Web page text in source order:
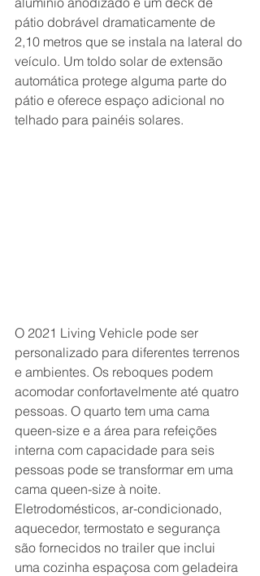
pátio dobrável dramaticamente de
2,10 metros que se instala na lateral do
veículo. Um toldo solar de extensão
automática protege alguma parte do
pátio e oferece espaço adicional no
telhado para painéis solares.
O 2021 Living Vehicle pode ser
personalizado para diferentes terrenos
e ambientes. Os reboques podem
acomodar confortavelmente até quatro
pessoas. O quarto tem uma cama
queen-size e a área para refeições
interna com capacidade para seis
pessoas pode se transformar em uma
cama queen-size à noite.
Eletrodomésticos, ar-condicionado,
aquecedor, termostato e segurança
são fornecidos no trailer que inclui
uma cozinha espaçosa com geladeira